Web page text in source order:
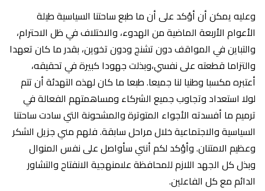
وعليه يمكن أن أؤكد على أن ما طبع ساحتنا السياسية طيلة
الأعوام الأربعة الماضية من الهدوء، والاختلاف في ظل الاحترام،
والتباين في المواقف دون تشنج ودون تخوين، بقدر ما كان تعهدا
والتزاما قطعته على نفسي،وبذلت جهودا كبيرة في تحقيقه،
أعتبره مكسبا وطنيا لنا جميعا. طبعا ما كان لهذه التهدئة أن تتم
لولا استعداد وتجاوب جميع الشركاء ومساهمتهم الفعالة في
ترميم ما أفسدته الأجواء المتوترة والمشحونة التي سادت ساحتنا
السياسية والاجتماعية خلال مراحل سابقة. فلهم مني جزيل الشكر
وعظيم الامتنان. وأؤكد لكم أنني سأواصل على نفس المنوال
وبذل كل الجهد اللازم للمحافظة علىمنهجية الانفتاح والتشاور
الدائم مع كل الفاعلين.